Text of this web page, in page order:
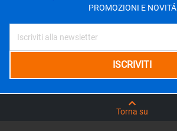
PROMOZIONI E NOVITÁ
Torna su